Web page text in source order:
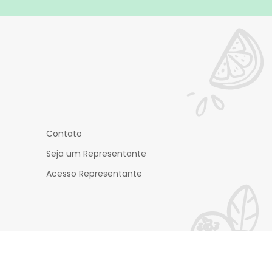
Contato
Seja um Representante
Acesso Representante